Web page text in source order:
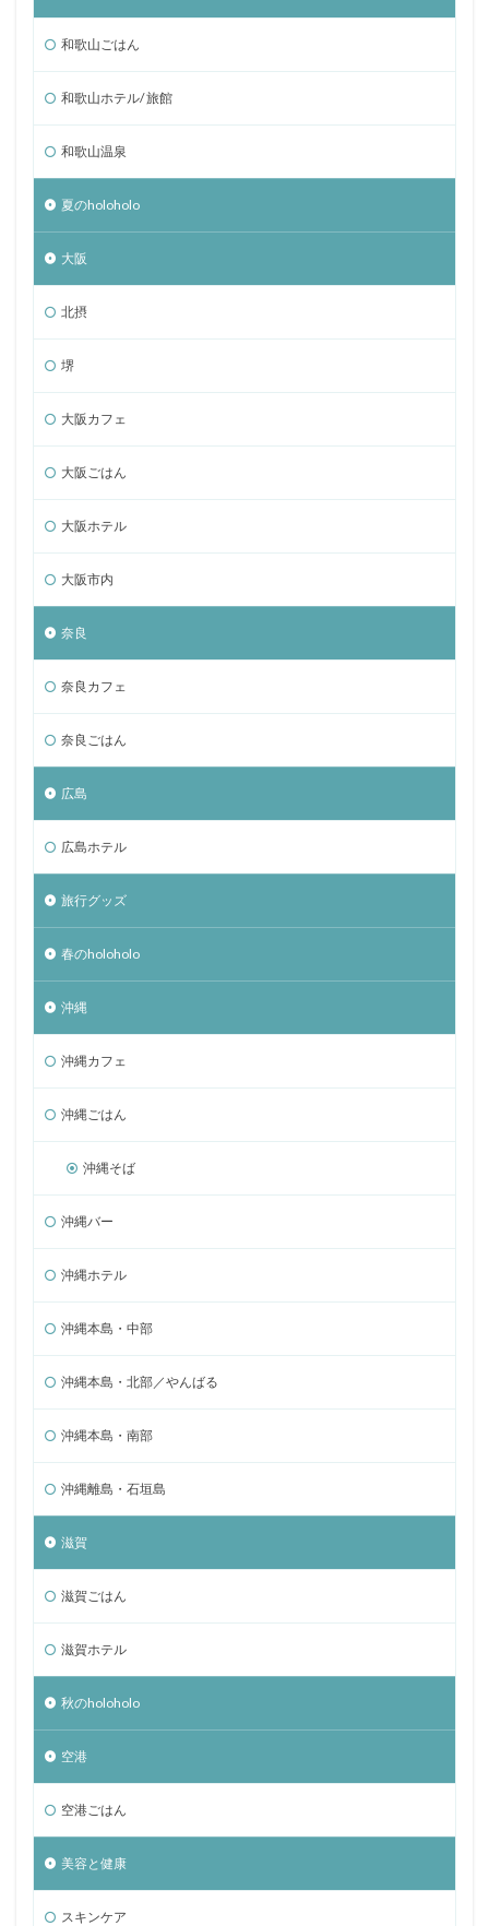
和歌山ごはん
和歌山ホテル/ 旅館
和歌山温泉
夏のholoholo
大阪
北摂
堺
大阪カフェ
大阪ごはん
大阪ホテル
大阪市内
奈良
奈良カフェ
奈良ごはん
広島
広島ホテル
旅行グッズ
春のholoholo
沖縄
沖縄カフェ
沖縄ごはん
沖縄そば
沖縄バー
沖縄ホテル
沖縄本島・中部
沖縄本島・北部／やんばる
沖縄本島・南部
沖縄離島・石垣島
滋賀
滋賀ごはん
滋賀ホテル
秋のholoholo
空港
空港ごはん
美容と健康
スキンケア